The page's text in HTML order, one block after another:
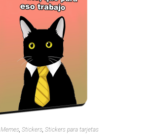
Memes, Stickers, Stickers para tarjetas